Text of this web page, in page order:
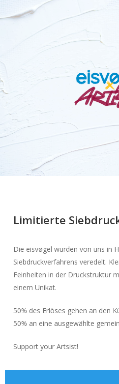
Limitierte
Die eisvøgel wurden von uns in
Siebdruckverfahrens veredelt.
Feinheiten in der Druckstruktur
einem Unikat.
50% des Erlöses gehen an den
50% an eine ausgewählte
Support your Artsist!